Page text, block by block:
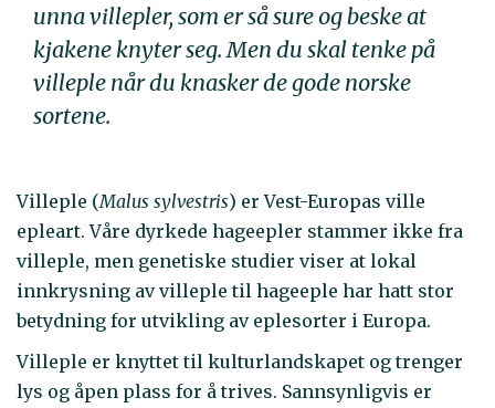
unna villepler, som er så sure og beske at
kjakene knyter seg. Men du skal tenke på
villeple når du knasker de gode norske
sortene.
Villeple (Malus sylvestris) er Vest-Europas ville
epleart. Våre dyrkede hageepler stammer ikke fra
villeple, men genetiske studier viser at lokal
innkrysning av villeple til hageeple har hatt stor
betydning for utvikling av eplesorter i Europa.
Villeple er knyttet til kulturlandskapet og trenger
lys og åpen plass for å trives. Sannsynligvis er